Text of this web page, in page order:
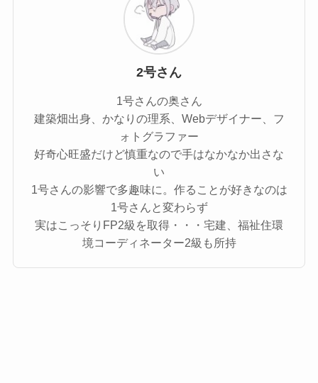
2号さん
1号さんの奥さん
建築畑出身、かなりの理系、Webデザイナー、フ
ォトグラファー
好奇心旺盛だけど慎重なので手はなかなか出さな
い
1号さんの影響で多趣味に。作ることが好きなのは
1号さんと変わらず
実はこっそりFP2級を取得・・・宅建、福祉住環
境コーディネーター2級も所持